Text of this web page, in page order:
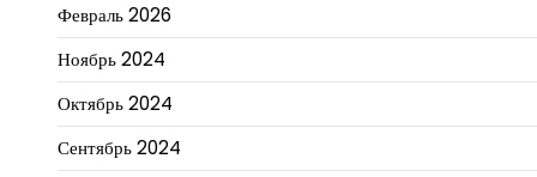
Февраль 2026
Ноябрь 2024
Октябрь 2024
Сентябрь 2024